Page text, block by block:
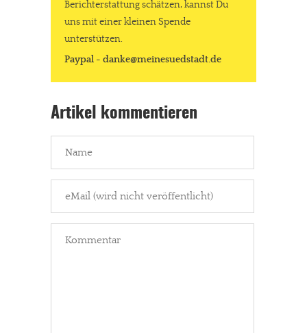
Berichterstattung schätzen, kannst Du
uns mit einer kleinen Spende
unterstützen.
Paypal - danke@meinesuedstadt.de
Artikel kommentieren